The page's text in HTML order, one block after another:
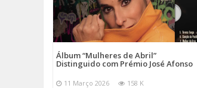
Álbum “Mulheres de Abril”
Distinguido com Prémio José Afonso
11 Março 2026 158 K